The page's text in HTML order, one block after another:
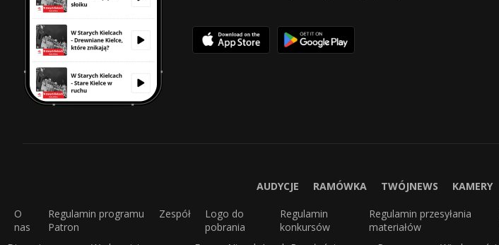
AUDYCJE RAMÓWKA TWÓJNEWS KAMERY
O
nas
Regulamin programu
Patron
Zespół
Logo do
pobrania
Regulamin
konkursów
Regulamin przesyłania
materiałów